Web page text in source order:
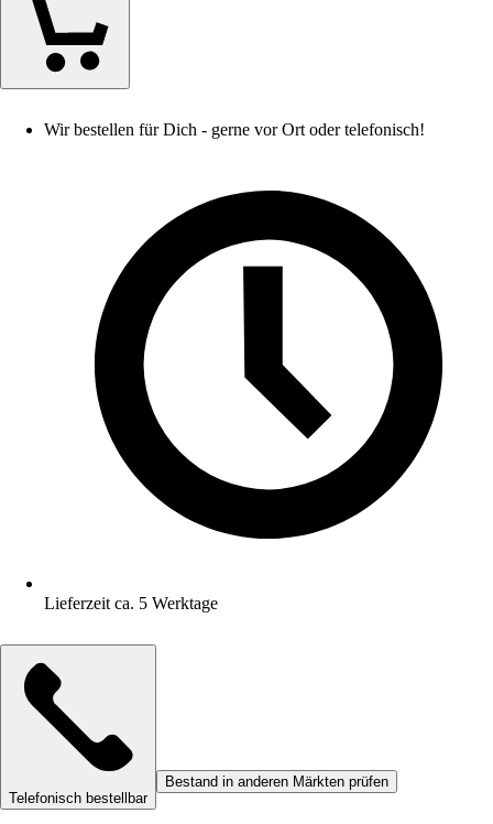
Wir bestellen für Dich - gerne vor Ort oder telefonisch!
Lieferzeit ca. 5 Werktage
Telefonisch bestellbar
Bestand in anderen Märkten prüfen